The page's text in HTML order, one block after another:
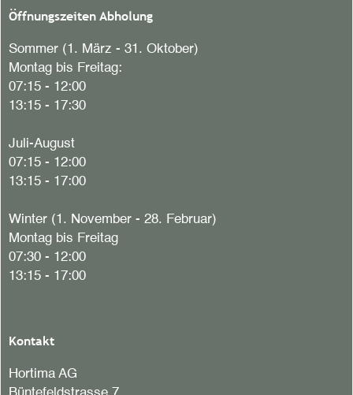
Öffnungszeiten Abholung
Sommer (1. März - 31. Oktober)
Montag bis Freitag:
07:15 - 12:00
13:15 - 17:30
Juli-August
07:15 - 12:00
13:15 - 17:00
Winter (1. November - 28. Februar)
Montag bis Freitag
07:30 - 12:00
13:15 - 17:00
Kontakt
Hortima AG